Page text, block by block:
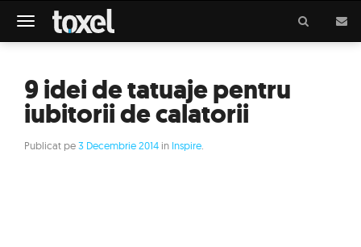
Meniu
9 idei de tatuaje pentru
iubitorii de calatorii
Publicat pe3 Decembrie 2014 in Inspire